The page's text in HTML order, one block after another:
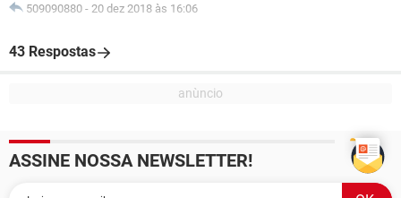
509090880 - 20 dez 2018 às 16:06
43 Respostas
ASSINE NOSSA NEWSLETTER!